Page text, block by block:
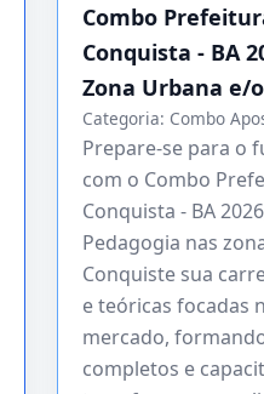
Combo
Conquista - BA
Zona Urbana e/
Categoria: Combo
Prepare-se para o
com o Combo
Conquista - BA
Pedagogia nas
Conquiste sua
e teóricas focadas
mercado,
completos e